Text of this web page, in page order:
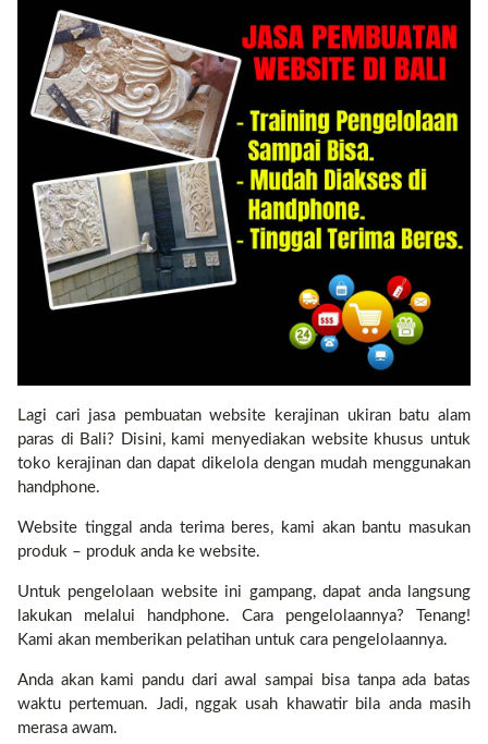
Contact
Lagi cari jasa pembuatan website kerajinan ukiran batu alam
paras di Bali? Disini, kami menyediakan website khusus untuk
toko kerajinan dan dapat dikelola dengan mudah menggunakan
handphone.
Website tinggal anda terima beres, kami akan bantu masukan
produk – produk anda ke website.
Untuk pengelolaan website ini gampang, dapat anda langsung
lakukan melalui handphone. Cara pengelolaannya? Tenang!
Kami akan memberikan pelatihan untuk cara pengelolaannya.
Anda akan kami pandu dari awal sampai bisa tanpa ada batas
waktu pertemuan. Jadi, nggak usah khawatir bila anda masih
merasa awam.